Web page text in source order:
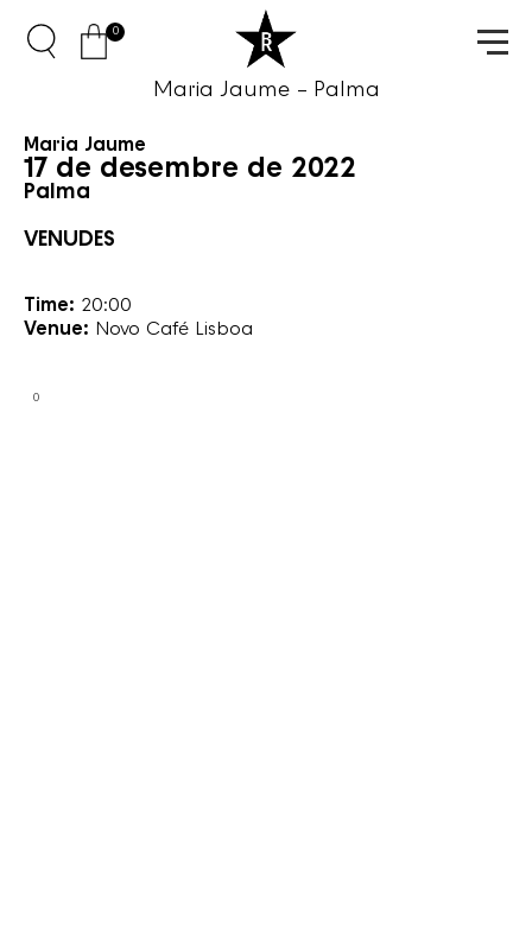
Maria Jaume – Palma
0
Maria Jaume
17 de desembre de 2022
Palma
VENUDES
Time: 20:00
Venue: Novo Café Lisboa
0